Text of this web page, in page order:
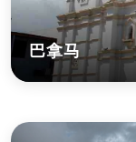
巴拿马